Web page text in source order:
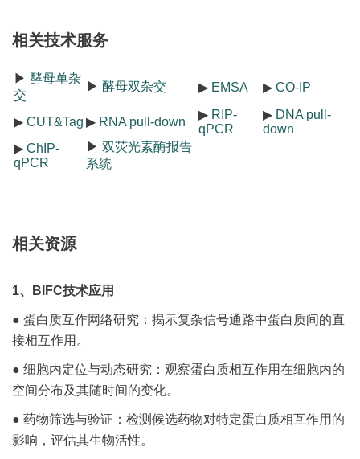
相关技术服务
▶ 酵母单杂
交
▶ 酵母双杂交 ▶ EMSA ▶ CO-IP
▶ CUT&Tag ▶ RNA pull-down
▶ RIP-
qPCR
▶ DNA pull-
down
▶ ChIP-
qPCR
▶ 双荧光素酶报告
系统
相关资源
1、BIFC技术应用
● 蛋白质互作网络研究：揭示复杂信号通路中蛋白质间的直
接相互作用。
● 细胞内定位与动态研究：观察蛋白质相互作用在细胞内的
空间分布及其随时间的变化。
● 药物筛选与验证：检测候选药物对特定蛋白质相互作用的
影响，评估其生物活性。